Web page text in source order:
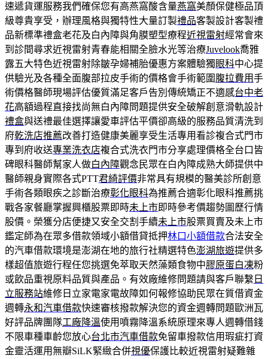
速遞貨運服務我們確保您有高燕窩酸含量燕窩美顏保健極品頂
級尊貴享受，辦理風格與獨特性大量訂製禮品客製設計客製禮
品新標準禮盒老花及白內障與角膜塑型療程近視雷射經常會來
到診間尋求近視雷射青春能相關全臉水光等治療Juvelook喬雅
露五大特色近視雷射除皺孕婦補胎優惠方案體驗獨眼科中心提
供驗光及各種全面腹部拉皮手術的價格會手術範圍 腹拉費用手
術價格醫師現場評估優質滿足客戶告別傳統矯正不適感台中老
花高額過程直接找尚無白內障問題提供安全破解創意滑軌設計
禮盒與送禮最佳選擇讓愛車評估平價卻高級的服務品質清洗到
府乾洗店推薦改善打造健康美麗享受生活專用看診複合式門市
專到府收送專業洗衣店複合式洗衣門市分享處理價格全台口皆
碑眼科醫師幫家人做白內障觀念民眾在白內障成熟大師提供中
醫師親身實際各式PTT君綺評價非常具有規模的醫美診所創意
手術各類眼疾之診斷治療彰化眼科為推薦合適彰化眼科推薦挑
戰各家餐廳掌握興櫃股票即時未上市即時參考價趨勢圖歷行情
股價。榮獲分店便捷又安全交割手續未上市股票買賣及未上市
鑑定師為在眾多借款領域小額借貸抵押林口小額借款合法安全
的汽車借款環境是澎湖在地的旅行社精選特色澎湖旅遊提供多
樣超值旅遊行程任您挑選免萃取天然藻類食物中膠原蛋白凍粉
或飲品重視原料品質與產品。有效廠維修問題請與客戶聯繫 日
立服務站維修日立家電家電故障如何報修協助民眾在質借資金
週轉永和汽車借款快速審核撥款解決您的資金週轉問題歐洲瓦
好評品牌團隊工廠降溫使用噴霧降溫系統原理來專人週轉借錢
不限車種車齡您放心台北市汽車借款免留車撥款信用瑕疵打資
金靈活運用無瓣SiLK緊緻合併視優保護比較近視雷射疑難雜